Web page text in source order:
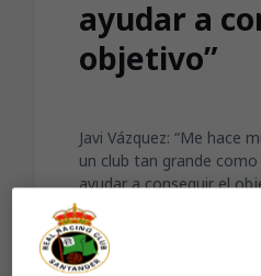
ayudar a
objetivo”
Javi Vázquez: “Me hace
un club tan grande
ayudar a conseguir el